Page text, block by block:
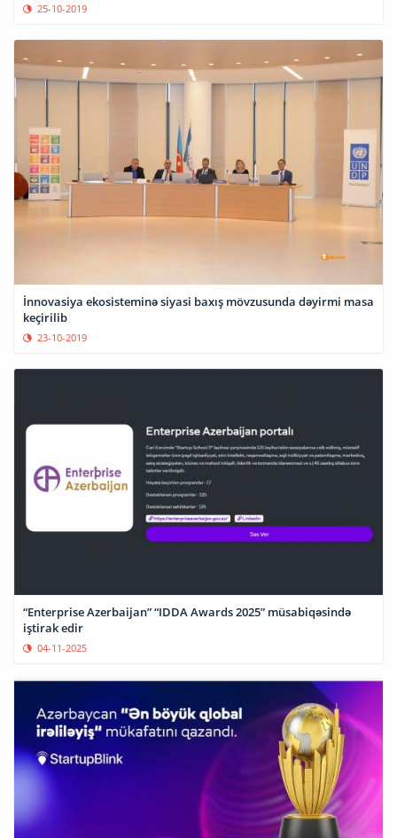
25-10-2019
İnnovasiya ekosisteminə siyasi baxış mövzusunda dəyirmi masa
keçirilib
23-10-2019
“Enterprise Azerbaijan” “IDDA Awards 2025” müsabiqəsində
iştirak edir
04-11-2025